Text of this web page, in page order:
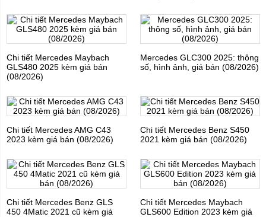
Chi tiết Mercedes Maybach
GLS480 2025 kèm giá bán
(08/2026)
Mercedes GLC300 2025: thông
số, hình ảnh, giá bán (08/2026)
Chi tiết Mercedes AMG C43
2023 kèm giá bán (08/2026)
Chi tiết Mercedes Benz S450
2021 kèm giá bán (08/2026)
Chi tiết Mercedes Benz GLS
450 4Matic 2021 cũ kèm giá
Chi tiết Mercedes Maybach
GLS600 Edition 2023 kèm giá